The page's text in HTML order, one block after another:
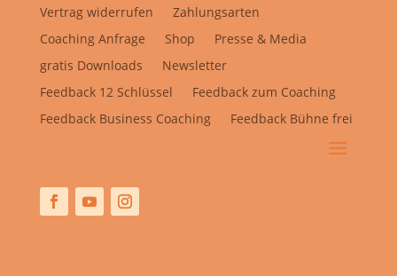
Vertrag widerrufen
Zahlungsarten
Coaching Anfrage
Shop
Presse & Media
gratis Downloads
Newsletter
Feedback 12 Schlüssel
Feedback zum Coaching
Feedback Business Coaching
Feedback Bühne frei